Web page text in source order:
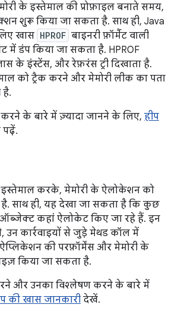
के इस्तेमाल की प्रोफ़ाइल बनाते समय,
शुरू किया जा सकता है. साथ ही, Java
खास HPROF बाइनरी फ़ॉर्मैट वाली
में डंप किया जा सकता है. HPROF
के इंस्टेंस, और रेफ़रंस ट्री दिखाता है.
को ट्रैक करने और मेमोरी लीक का पता
है.
के बारे में ज़्यादा जानने के लिए, हीप
इस्तेमाल करके, मेमोरी के ऐलोकेशन को
साथ ही, यह देखा जा सकता है कि कुछ
ऑब्जेक्ट कहां ऐलोकेट किए जा रहे हैं. इन
कार्रवाइयों से जुड़े मेथड कॉल में
की परफ़ॉर्मेंस और मेमोरी के
किया जा सकता है.
और उनका विश्लेषण करने के बारे में
की खास जानकारी देखें.